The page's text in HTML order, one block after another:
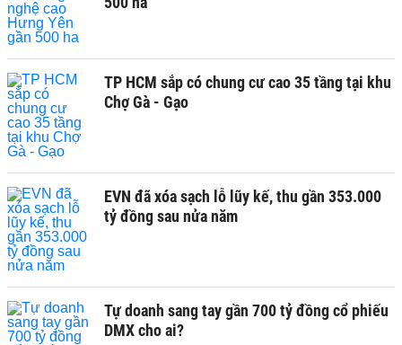
TP HCM sắp có chung cư cao 35 tầng tại khu
Chợ Gà - Gạo
EVN đã xóa sạch lỗ lũy kế, thu gần 353.000
tỷ đồng sau nửa năm
Tự doanh sang tay gần 700 tỷ đồng cổ phiếu
DMX cho ai?